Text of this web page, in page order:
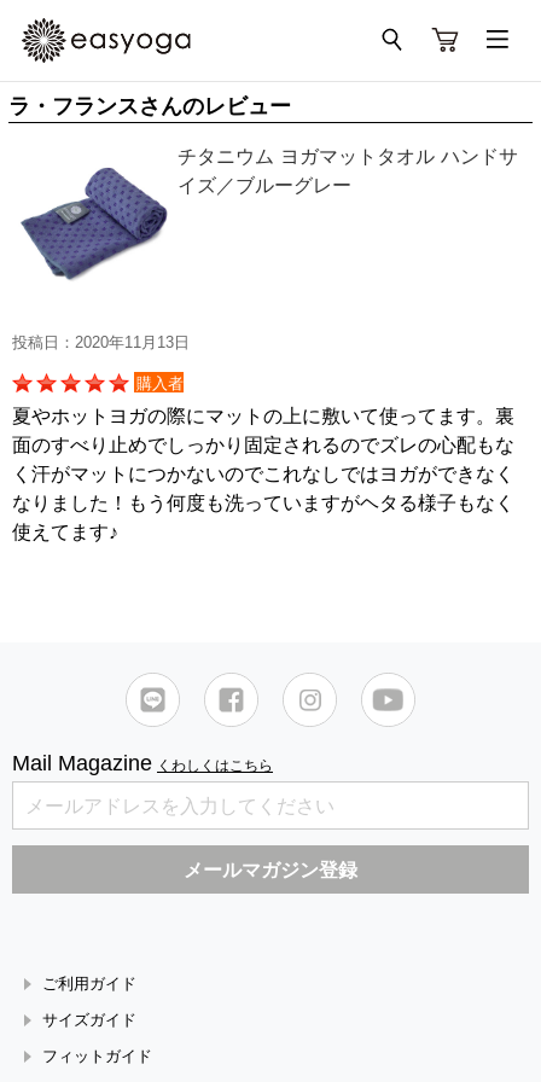
ラ・フランスさんのレビュー
チタニウム ヨガマットタオル ハンドサ
イズ／ブルーグレー
投稿日：2020年11月13日
購入者
夏やホットヨガの際にマットの上に敷いて使ってます。裏
面のすべり止めでしっかり固定されるのでズレの心配もな
く汗がマットにつかないのでこれなしではヨガができなく
なりました！もう何度も洗っていますがヘタる様子もなく
使えてます♪
Mail Magazine くわしくはこちら
ご利用ガイド
サイズガイド
フィットガイド